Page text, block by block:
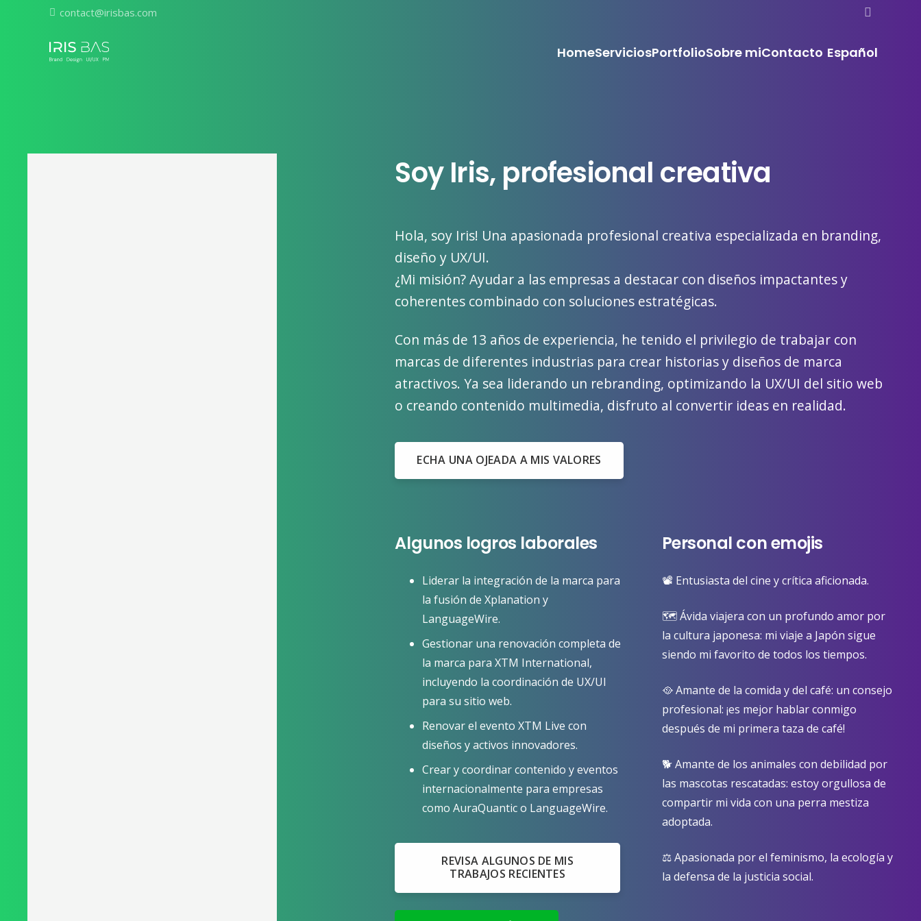
contact@irisbas.com
HomeServiciosPortfolioSobre miContacto Español
Soy Iris, profesional creativa
Hola, soy Iris! Una apasionada profesional creativa especializada en branding,
diseño y UX/UI.
¿Mi misión? Ayudar a las empresas a destacar con diseños impactantes y
coherentes combinado con soluciones estratégicas.
Con más de 13 años de experiencia, he tenido el privilegio de trabajar con
marcas de diferentes industrias para crear historias y diseños de marca
atractivos. Ya sea liderando un rebranding, optimizando la UX/UI del sitio web
o creando contenido multimedia, disfruto al convertir ideas en realidad.
ECHA UNA OJEADA A MIS VALORES
Algunos logros laborales
Liderar la integración de la marca para
la fusión de Xplanation y
LanguageWire.
Gestionar una renovación completa de
la marca para XTM International,
incluyendo la coordinación de UX/UI
para su sitio web.
Renovar el evento XTM Live con
diseños y activos innovadores.
Crear y coordinar contenido y eventos
internacionalmente para empresas
como AuraQuantic o LanguageWire.
REVISA ALGUNOS DE MIS
TRABAJOS RECIENTES
Personal con emojis
📽️ Entusiasta del cine y crítica aficionada.
🗺️ Ávida viajera con un profundo amor por
la cultura japonesa: mi viaje a Japón sigue
siendo mi favorito de todos los tiempos.
🥘 Amante de la comida y del café: un consejo
profesional: ¡es mejor hablar conmigo
después de mi primera taza de café!
🐕 Amante de los animales con debilidad por
las mascotas rescatadas: estoy orgullosa de
compartir mi vida con una perra mestiza
adoptada.
⚖️ Apasionada por el feminismo, la ecología y
la defensa de la justicia social.